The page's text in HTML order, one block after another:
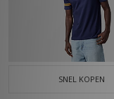
SNEL KOPEN